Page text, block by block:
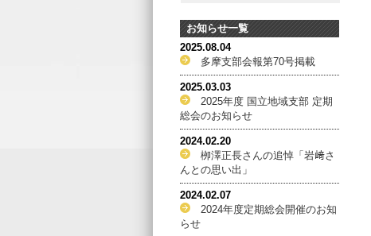
お知らせ一覧
2025.08.04
多摩支部会報第70号掲載
2025.03.03
2025年度 国立地域支部 定期
総会のお知らせ
2024.02.20
栁澤正長さんの追悼「岩﨑さ
んとの思い出」
2024.02.07
2024年度定期総会開催のお知
らせ